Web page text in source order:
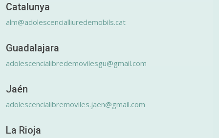
Catalunya
alm@adolescencialliuredemobils.cat
Guadalajara
adolescencialibredemovilesgu@gmail.com
Jaén
adolescencialibremoviles.jaen@gmail.com
La Rioja